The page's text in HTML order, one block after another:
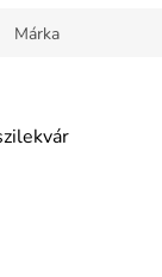
Márka